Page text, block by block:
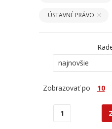
ÚSTAVNÉ PRÁVO
najnovšie
Zobrazovať po 10
1 2